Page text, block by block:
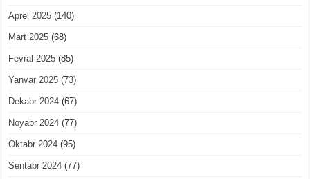
Aprel 2025 (140)
Mart 2025 (68)
Fevral 2025 (85)
Yanvar 2025 (73)
Dekabr 2024 (67)
Noyabr 2024 (77)
Oktabr 2024 (95)
Sentabr 2024 (77)